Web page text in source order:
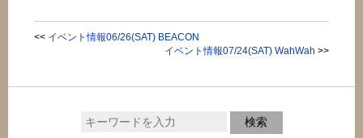
<< イベント情報06/26(SAT) BEACON
イベント情報07/24(SAT) WahWah >>